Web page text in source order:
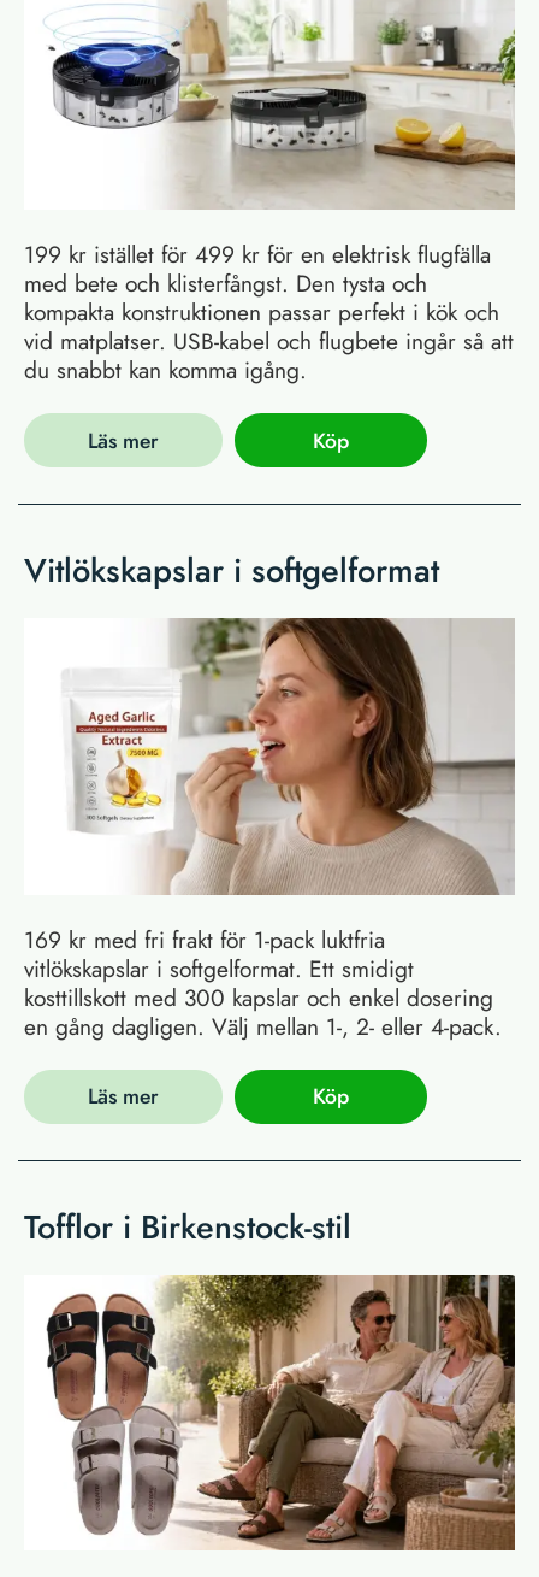
199 kr istället för 499 kr för en elektrisk flugfälla
med bete och klisterfångst. Den tysta och
kompakta konstruktionen passar perfekt i kök och
vid matplatser. USB-kabel och flugbete ingår så att
du snabbt kan komma igång.
Läs mer Köp
Vitlökskapslar i softgelformat
169 kr med fri frakt för 1-pack luktfria
vitlökskapslar i softgelformat. Ett smidigt
kosttillskott med 300 kapslar och enkel dosering
en gång dagligen. Välj mellan 1-, 2- eller 4-pack.
Läs mer Köp
Tofflor i Birkenstock-stil